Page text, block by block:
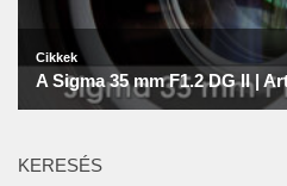
KERESÉS